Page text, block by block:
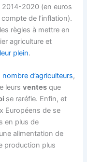
2014-2020 (en euros
de l’inflation).
règles à mettre en
agriculture et
plein.
d’agriculteurs,
leursventes que
se raréfie. Enfin, et
Européens de se
en plus de
alimentation de
production plus